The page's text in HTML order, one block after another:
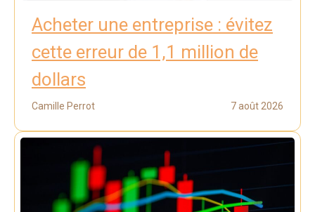
Acheter une entreprise : évitez
cette erreur de 1,1 million de
dollars
Camille Perrot 7 août 2026